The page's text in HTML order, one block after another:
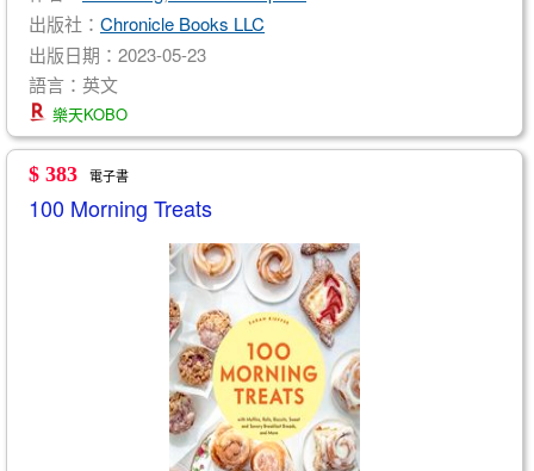
出版社： Chronicle Books LLC
出版日期：2023-05-23
語言：英文
樂天KOBO
$ 383 電子書
100 Morning Treats